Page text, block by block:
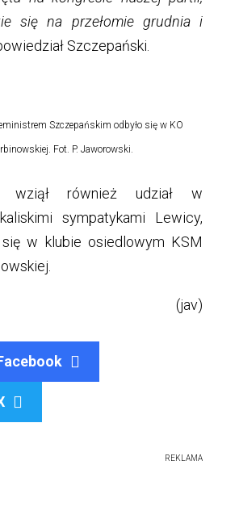
się na przełomie grudnia i
Szczepański.
Szczepańskim odbyło się w KO
Fot. P. Jaworowski.
wziął również udział w
sympatykami Lewicy,
się w klubie osiedlowym KSM
(jav)

REKLAMA